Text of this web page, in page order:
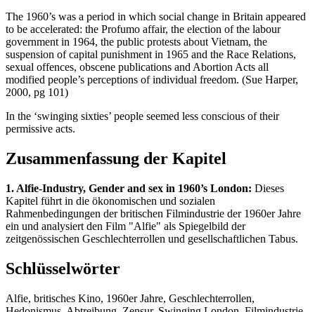
The 1960’s was a period in which social change in Britain appeared
to be accelerated: the Profumo affair, the election of the labour
government in 1964, the public protests about Vietnam, the
suspension of capital punishment in 1965 and the Race Relations,
sexual offences, obscene publications and Abortion Acts all
modified people’s perceptions of individual freedom. (Sue Harper,
2000, pg 101)
In the ‘swinging sixties’ people seemed less conscious of their
permissive acts.
Zusammenfassung der Kapitel
1. Alfie-Industry, Gender and sex in 1960’s London: Dieses
Kapitel führt in die ökonomischen und sozialen
Rahmenbedingungen der britischen Filmindustrie der 1960er Jahre
ein und analysiert den Film "Alfie" als Spiegelbild der
zeitgenössischen Geschlechterrollen und gesellschaftlichen Tabus.
Schlüsselwörter
Alfie, britisches Kino, 1960er Jahre, Geschlechterrollen,